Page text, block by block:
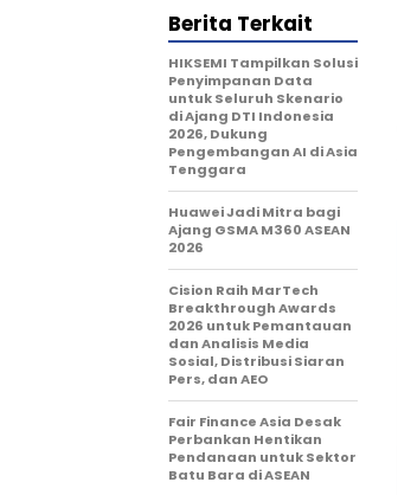
Berita Terkait
HIKSEMI Tampilkan Solusi
Penyimpanan Data
untuk Seluruh Skenario
di Ajang DTI Indonesia
2026, Dukung
Pengembangan AI di Asia
Tenggara
Huawei Jadi Mitra bagi
Ajang GSMA M360 ASEAN
2026
Cision Raih MarTech
Breakthrough Awards
2026 untuk Pemantauan
dan Analisis Media
Sosial, Distribusi Siaran
Pers, dan AEO
Fair Finance Asia Desak
Perbankan Hentikan
Pendanaan untuk Sektor
Batu Bara di ASEAN